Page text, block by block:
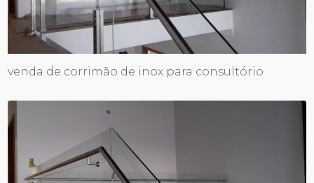
venda de corrimão de inox para consultório